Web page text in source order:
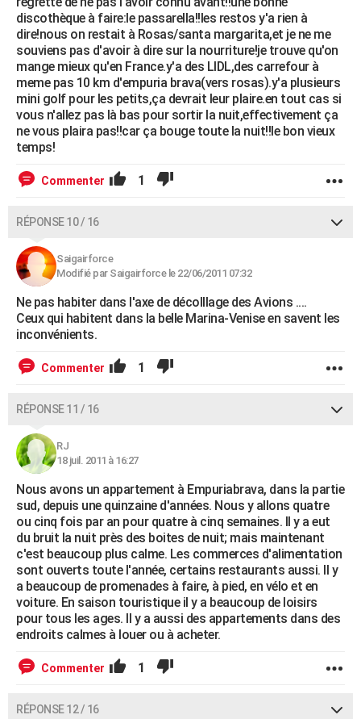
discothèque à faire:le passarella!!les restos y'a rien à
dire!nous on restait à Rosas/santa margarita,et je ne me
souviens pas d'avoir à dire sur la nourriture!je trouve qu'on
mange mieux qu'en France.y'a des LIDL,des carrefour à
meme pas 10 km d'empuria brava(vers rosas).y'a plusieurs
mini golf pour les petits,ça devrait leur plaire.en tout cas si
vous n'allez pas là bas pour sortir la nuit,effectivement ça
ne vous plaira pas!!car ça bouge toute la nuit!!le bon vieux
temps!
Commenter 1
RÉPONSE 10 / 16
Saigairforce
Modifié par Saigairforce le 22/06/2011 07:32
Ne pas habiter dans l'axe de décolllage des Avions ....
Ceux qui habitent dans la belle Marina-Venise en savent les
inconvénients.
Commenter 1
RÉPONSE 11 / 16
RJ
18 juil. 2011 à 16:27
Nous avons un appartement à Empuriabrava, dans la partie
sud, depuis une quinzaine d'années. Nous y allons quatre
ou cinq fois par an pour quatre à cinq semaines. Il y a eut
du bruit la nuit près des boites de nuit; mais maintenant
c'est beaucoup plus calme. Les commerces d'alimentation
sont ouverts toute l'année, certains restaurants aussi. Il y
a beaucoup de promenades à faire, à pied, en vélo et en
voiture. En saison touristique il y a beaucoup de loisirs
pour tous les ages. Il y a aussi des appartements dans des
endroits calmes à louer ou à acheter.
Commenter 1
RÉPONSE 12 / 16